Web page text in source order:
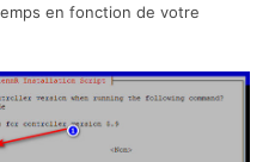
en fonction de votre